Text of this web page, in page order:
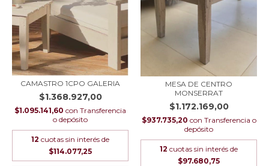
CAMASTRO 1CPO GALERIA
$1.368.927,00
$1.095.141,60 con Transferencia
o depósito
12 cuotas sin interés de
$114.077,25
MESA DE CENTRO
MONSERRAT
$1.172.169,00
$937.735,20 con Transferencia o
depósito
12 cuotas sin interés de
$97.680,75